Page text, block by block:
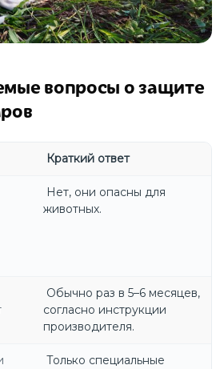
вопросы о защите
Краткий ответ
Нет, они опасны для
животных.
Обычно раз в 5–6 месяцев,
согласно инструкции
производителя.
Только специальные